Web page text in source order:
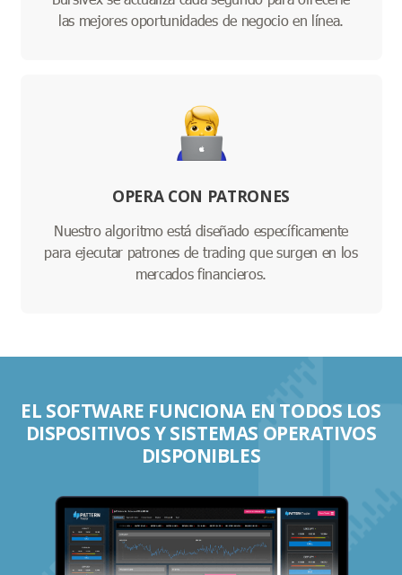
las mejores oportunidades de negocio en línea.
OPERA CON PATRONES
Nuestro algoritmo está diseñado específicamente
para ejecutar patrones de trading que surgen en los
mercados financieros.
EL SOFTWARE FUNCIONA EN TODOS LOS
DISPOSITIVOS Y SISTEMAS OPERATIVOS
DISPONIBLES